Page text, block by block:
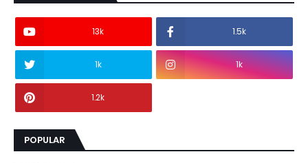
13k 1.5k
1k 1k
1.2k
POPULAR